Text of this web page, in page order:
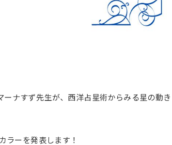
ナすず先生が、西洋占星術からみる星の動き
ラーを発表します！